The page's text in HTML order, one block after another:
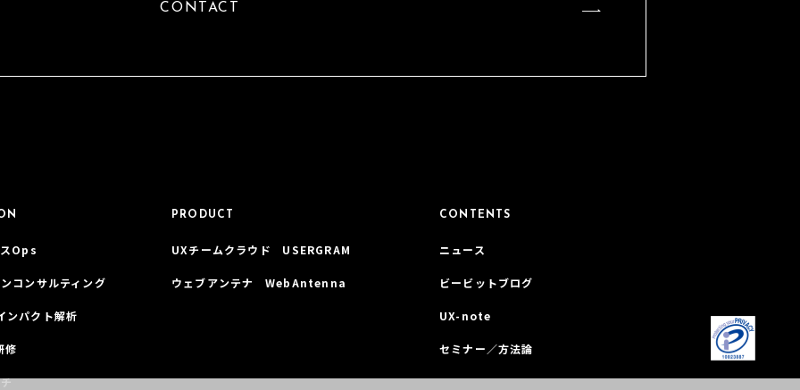
CONTACT
Ops
コンサルティング
ンパクト解析
修
PRODUCT
UXチームクラウド USERGRAM
ウェブアンテナ WebAntenna
CONTENTS
ニュース
ビービットブログ
UX-note
セミナー／方法論